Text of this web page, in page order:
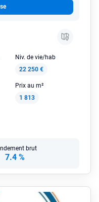
Niv. de vie/hab
22 250 €
Prix au m²
1 813
brut
7.4 %